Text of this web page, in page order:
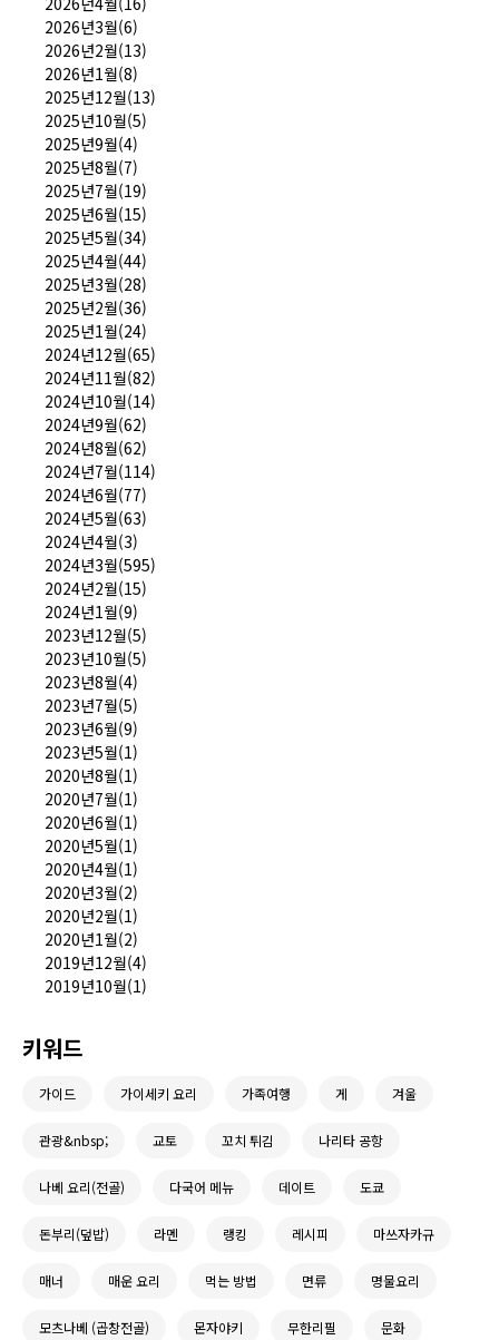
2026년3월(6)
2026년2월(13)
2026년1월(8)
2025년12월(13)
2025년10월(5)
2025년9월(4)
2025년8월(7)
2025년7월(19)
2025년6월(15)
2025년5월(34)
2025년4월(44)
2025년3월(28)
2025년2월(36)
2025년1월(24)
2024년12월(65)
2024년11월(82)
2024년10월(14)
2024년9월(62)
2024년8월(62)
2024년7월(114)
2024년6월(77)
2024년5월(63)
2024년4월(3)
2024년3월(595)
2024년2월(15)
2024년1월(9)
2023년12월(5)
2023년10월(5)
2023년8월(4)
2023년7월(5)
2023년6월(9)
2023년5월(1)
2020년8월(1)
2020년7월(1)
2020년6월(1)
2020년5월(1)
2020년4월(1)
2020년3월(2)
2020년2월(1)
2020년1월(2)
2019년12월(4)
2019년10월(1)
키워드
가이드 가이세키 요리 가족여행 게 겨울
관광&nbsp; 교토 꼬치 튀김 나리타 공항
나베 요리(전골) 다국어 메뉴 데이트 도쿄
돈부리(덮밥) 라멘 랭킹 레시피 마쓰자카규
매너 매운 요리 먹는 방법 면류 명물요리
모츠나베 (곱창전골) 몬자야키 무한리필 문화